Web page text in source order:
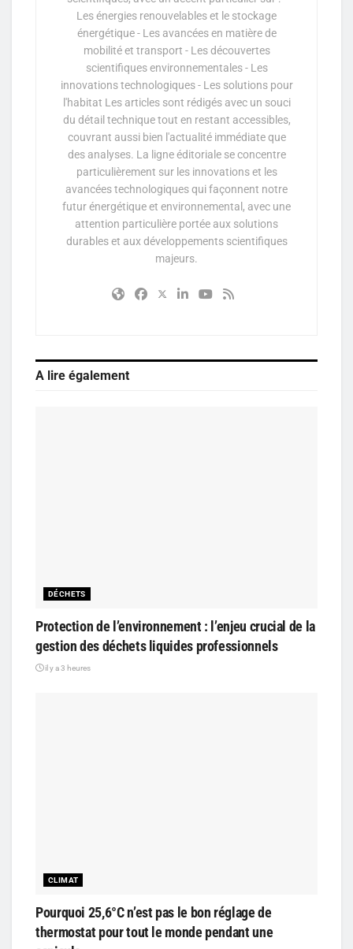
Les énergies renouvelables et le stockage
énergétique - Les avancées en matière de
mobilité et transport - Les découvertes
scientifiques environnementales - Les
innovations technologiques - Les solutions pour
l'habitat Les articles sont rédigés avec un souci
du détail technique tout en restant accessibles,
couvrant aussi bien l'actualité immédiate que
des analyses. La ligne éditoriale se concentre
particulièrement sur les innovations et les
avancées technologiques qui façonnent notre
futur énergétique et environnemental, avec une
attention particulière portée aux solutions
durables et aux développements scientifiques
majeurs.
A lire également
DÉCHETS
Protection de l’environnement : l’enjeu crucial de la
gestion des déchets liquides professionnels
il y a 3 heures
CLIMAT
Pourquoi 25,6°C n’est pas le bon réglage de
thermostat pour tout le monde pendant une